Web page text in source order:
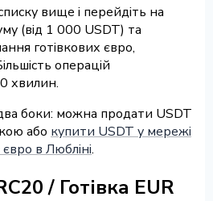
вище і перейдіть на
(від 1 000 USDT) та
готівкових євро,
операцій
хвилин.
боки: можна продати USDT
або купити USDT у мережі
в Любліні.
/ Готівка EUR